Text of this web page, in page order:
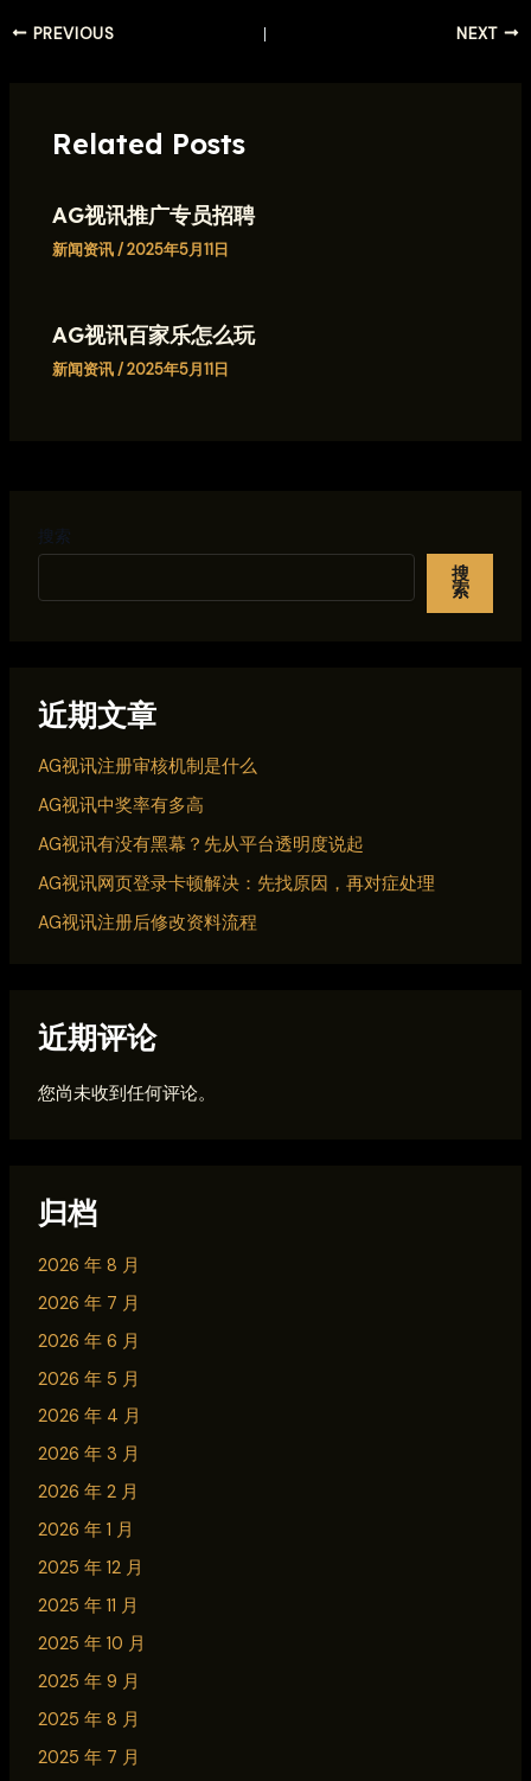
PREVIOUS NEXT
Related Posts
AG视讯推广专员招聘
新闻资讯/2025年5月11日
AG视讯百家乐怎么玩
新闻资讯/2025年5月11日
搜索
搜
索
近期文章
AG视讯注册审核机制是什么
AG视讯中奖率有多高
AG视讯有没有黑幕？先从平台透明度说起
AG视讯网页登录卡顿解决：先找原因，再对症处理
AG视讯注册后修改资料流程
近期评论
您尚未收到任何评论。
归档
2026 年 8 月
2026 年 7 月
2026 年 6 月
2026 年 5 月
2026 年 4 月
2026 年 3 月
2026 年 2 月
2026 年 1 月
2025 年 12 月
2025 年 11 月
2025 年 10 月
2025 年 9 月
2025 年 8 月
2025 年 7 月